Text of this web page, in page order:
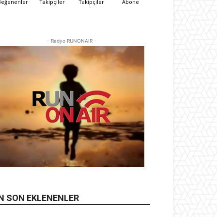
Takipçiler Takipçiler Abone
- Radyo RUNONAIR -
SON EKLENENLER